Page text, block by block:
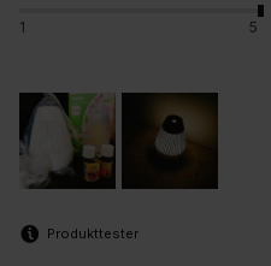
1 5
Produkttester